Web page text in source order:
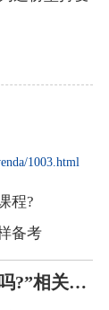
1003.html
程?
备考
“2026年河南成人高考入学考试严吗?”相关阅读